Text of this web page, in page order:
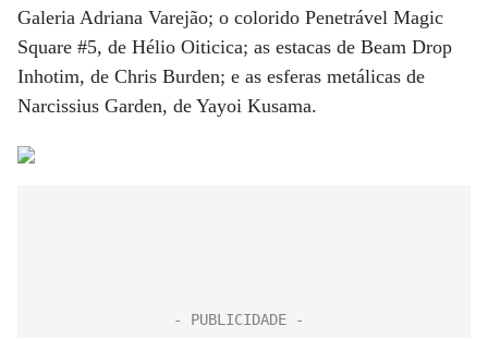
Galeria Adriana Varejão; o colorido Penetrável Magic
Square #5, de Hélio Oiticica; as estacas de Beam Drop
Inhotim, de Chris Burden; e as esferas metálicas de
Narcissius Garden, de Yayoi Kusama.